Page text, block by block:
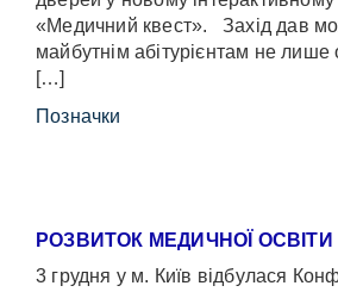
«Медичний квест». Захід дав
майбутнім абітурієнтам не лише
[…]
Позначки
РОЗВИТОК МЕДИЧНОЇ ОСВІТИ
3 грудня у м. Київ відбулася